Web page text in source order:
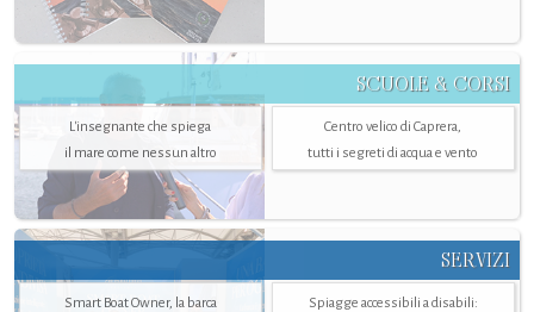
SCUOLE & CORSI
L'insegnante che spiega
il mare come nessun altro
Centro velico di Caprera,
tutti i segreti di acqua e vento
SERVIZI
Smart Boat Owner, la barca
Spiagge accessibili a disabili: